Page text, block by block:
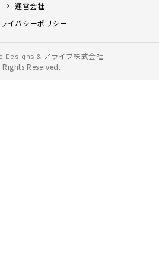
運営会社
イバシーポリシー
Designs & アライブ株式会社.
Rights Reserved.